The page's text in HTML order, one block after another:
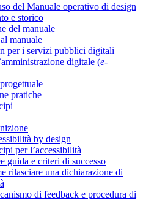
del Manuale operativo di design
e storico
del manuale
manuale
per i servizi pubblici digitali
digitale (e-
pratiche
by design
per l’accessibilità
guida e criteri di successo
rilasciare una dichiarazione di
di feedback e procedura di